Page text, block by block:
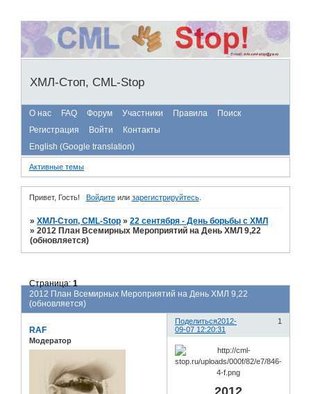
ХМЛ-Стоп, CML-Stop
О нас FAQ Форум Участники Правила
Поиск
Регистрация
Войти
Контакты
English (Google translation)
Активные темы
Привет, Гость! Войдитеили зарегистрируйтесь.
»ХМЛ-Стоп, CML-Stop »22 сентября - День борьбы с ХМЛ
»2012 План Всемирных Мероприятий на День ХМЛ 9,22
(обновляется)
2012 План Всемирных Мероприятий на День ХМЛ 9,22
(обновляется)
Страница:1
Поделиться 1
2012-
09-07 12:20:31
RAF
Модератор
2012